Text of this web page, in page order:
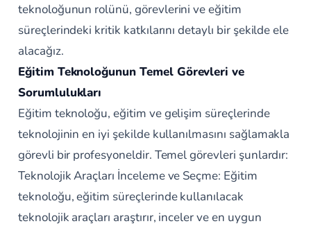
teknoloğunun rolünü, görevlerini ve eğitim
süreçlerindeki kritik katkılarını detaylı bir şekilde ele
alacağız.
Eğitim Teknoloğunun Temel Görevleri ve
Sorumlulukları
Eğitim teknoloğu, eğitim ve gelişim süreçlerinde
teknolojinin en iyi şekilde kullanılmasını sağlamakla
görevli bir profesyoneldir. Temel görevleri şunlardır:
Teknolojik Araçları İnceleme ve Seçme: Eğitim
teknoloğu, eğitim süreçlerinde kullanılacak
teknolojik araçları araştırır, inceler ve en uygun